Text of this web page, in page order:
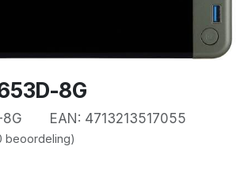
8G
EAN: 4713213517055
beoordeling)